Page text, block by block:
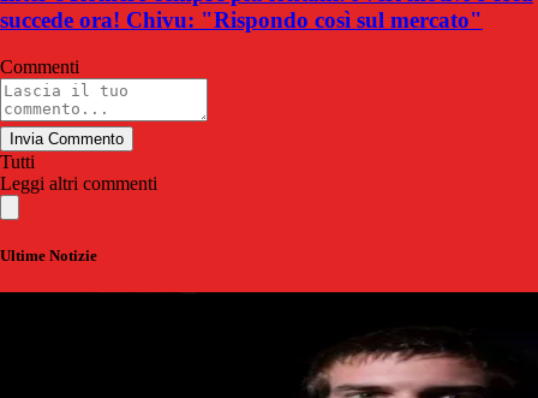
succede ora! Chivu: "Rispondo così sul mercato"
Commenti
Invia Commento
Tutti
Leggi altri commenti
Ultime Notizie